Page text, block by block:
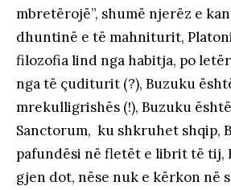
mbretërojë”, shumë njerëz e
dhuntinë e të mahniturit,
filozofia lind nga habitja, po
nga të çuditurit (?), Buzuku
mrekulligrishës (!), Buzuku
Sanctorum, ku shkruhet shqip,
pafundësi në fletët e librit të tij,
gjen dot, nëse nuk e kërkon në